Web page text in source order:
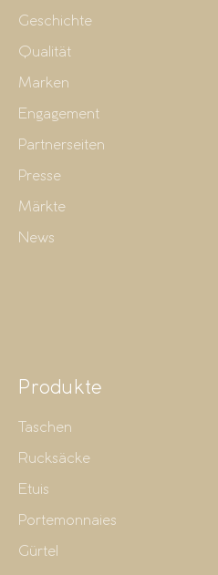
Geschichte
Qualität
Marken
Engagement
Partnerseiten
Presse
Märkte
News
Produkte
Taschen
Rucksäcke
Etuis
Portemonnaies
Gürtel